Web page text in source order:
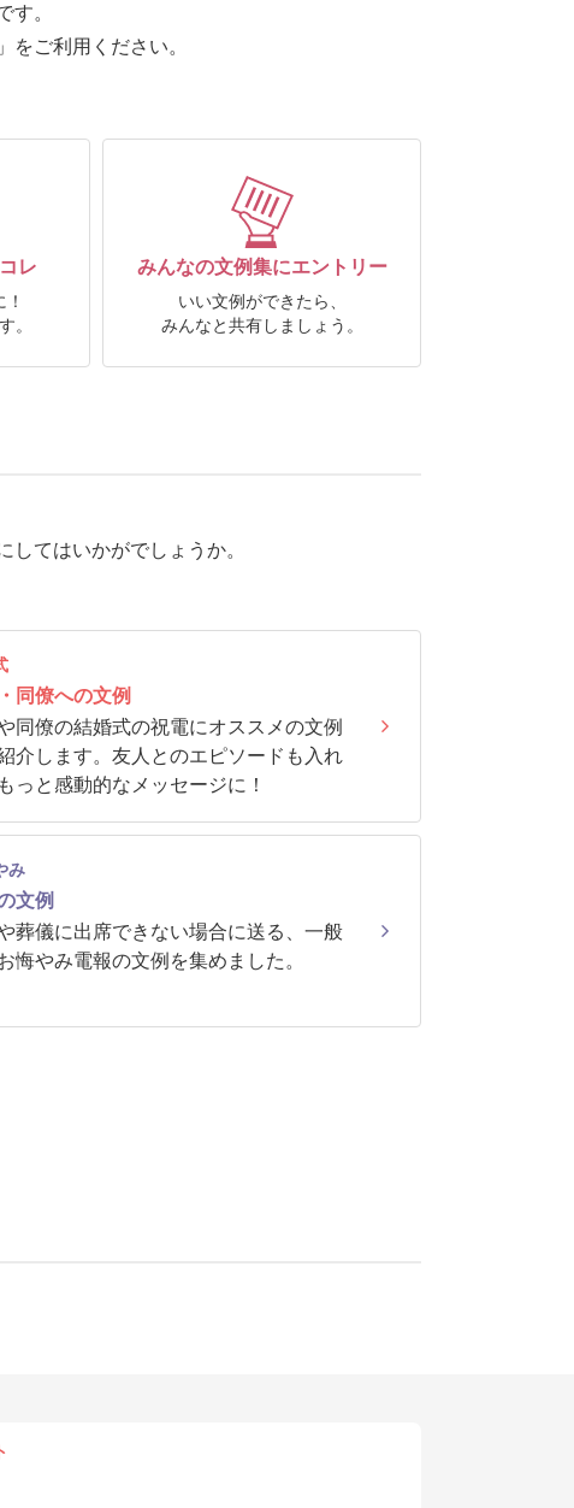
す。
ご利用ください。
レ
。
みんなの文例集にエントリー
いい文例ができたら、
みんなと共有しましょう。
てはいかがでしょうか。
同僚への文例
同僚の結婚式の祝電にオススメの文例
介します。友人とのエピソードも入れ
っと感動的なメッセージに！
み
文例
葬儀に出席できない場合に送る、一般
悔やみ電報の文例を集めました。